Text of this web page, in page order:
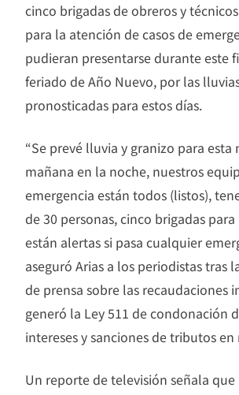
cinco brigadas de obreros y
para la atención de casos de
pudieran presentarse durante este
feriado de Año Nuevo, por las
pronosticadas para estos días.
“Se prevé lluvia y granizo para esta
mañana en la noche, nuestros
emergencia están todos (listos),
de 30 personas, cinco brigadas
están alertas si pasa cualquier
aseguró Arias a los periodistas tras
de prensa sobre las recaudaciones
generó la Ley 511 de condonación
intereses y sanciones de tributos en
Un reporte de televisión señala